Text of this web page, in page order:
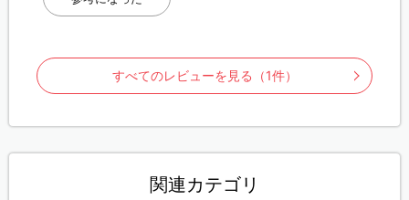
すべてのレビューを見る（1件）
関連カテゴリ